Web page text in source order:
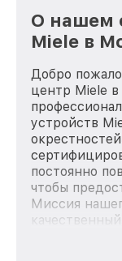
О нашем
Miele в
Добро
центр Miele
устройств
постоянно
чтобы
Миссия
каждого